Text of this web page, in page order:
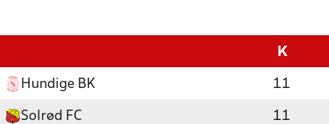
K
Hundige BK 11
Solrød FC 11